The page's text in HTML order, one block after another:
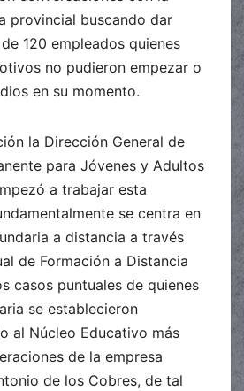
provincial buscando dar
120 empleados quienes
no pudieron empezar o
en su momento.
la Dirección General de
para Jóvenes y Adultos
a trabajar esta
se centra en
a distancia a través
de Formación a Distancia
casos puntuales de quienes
se establecieron
al Núcleo Educativo más
de la empresa
de los Cobres, de tal